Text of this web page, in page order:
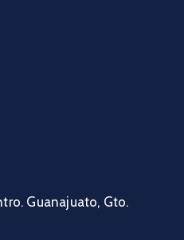
Guanajuato, Gto.